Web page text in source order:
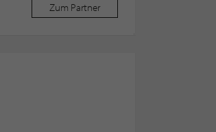
Zum Partner